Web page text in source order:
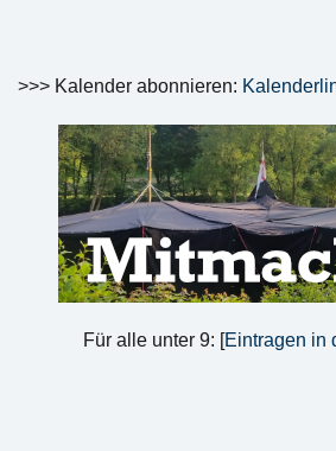
>>> Kalender abonnieren:
Für alle unter 9: [Eintragen in